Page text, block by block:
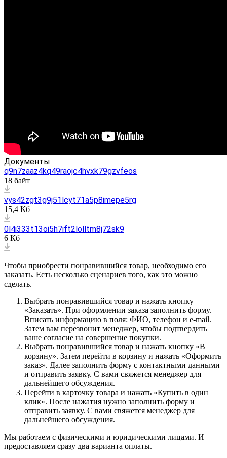
Документы
q9n7zaaz4kq49raojc4hvxk79gzvfeos
18 байт
vys42zgt3g9j51lcyt71a5p8imepe5rg
15,4 Кб
0l4i333t13oi5h7ift2lolltm8j72sk9
6 Кб
Чтобы приобрести понравившийся товар, необходимо его
заказать. Есть несколько сценариев того, как это можно
сделать.
Выбрать понравившийся товар и нажать кнопку
«Заказать». При оформлении заказа заполнить форму.
Вписать информацию в поля: ФИО, телефон и e-mail.
Затем вам перезвонит менеджер, чтобы подтвердить
ваше согласие на совершение покупки.
Выбрать понравившийся товар и нажать кнопку «В
корзину». Затем перейти в корзину и нажать «Оформить
заказ». Далее заполнить форму с контактными данными
и отправить заявку. С вами свяжется менеджер для
дальнейшего обсуждения.
Перейти в карточку товара и нажать «Купить в один
клик». После нажатия нужно заполнить форму и
отправить заявку. С вами свяжется менеджер для
дальнейшего обсуждения.
Мы работаем с физическими и юридическими лицами. И
предоставляем сразу два варианта оплаты.